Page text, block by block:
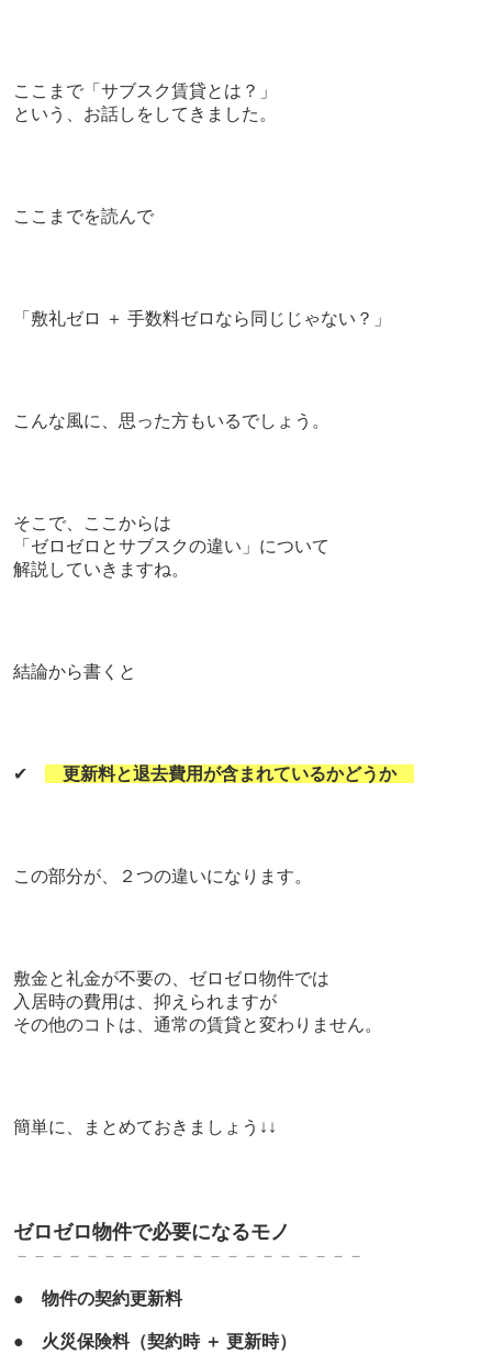
ここまで「サブスク賃貸とは？」
という、お話しをしてきました。
ここまでを読んで
「敷礼ゼロ ＋ 手数料ゼロなら同じじゃない？」
こんな風に、思った方もいるでしょう。
そこで、ここからは
「ゼロゼロとサブスクの違い」について
解説していきますね。
結論から書くと
✔ 更新料と退去費用が含まれているかどうか
この部分が、２つの違いになります。
敷金と礼金が不要の、ゼロゼロ物件では
入居時の費用は、抑えられますが
その他のコトは、通常の賃貸と変わりません。
簡単に、まとめておきましょう↓↓
ゼロゼロ物件で必要になるモノ
－－－－－－－－－－－－－ －－－－－－－
● 物件の契約更新料
● 火災保険料（契約時 ＋ 更新時）